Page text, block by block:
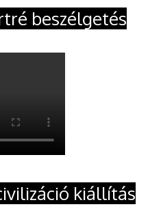
beszélgetés
kiállítás